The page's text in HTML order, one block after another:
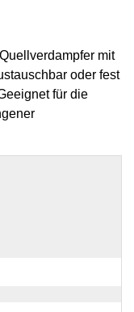
mit
oder fest
für die